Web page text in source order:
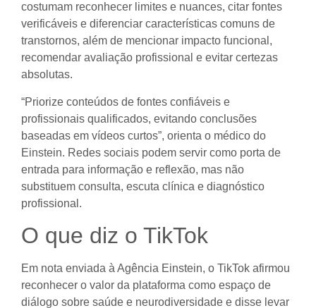
costumam reconhecer limites e nuances, citar fontes
verificáveis e diferenciar características comuns de
transtornos, além de mencionar impacto funcional,
recomendar avaliação profissional e evitar certezas
absolutas.
“Priorize conteúdos de fontes confiáveis e
profissionais qualificados, evitando conclusões
baseadas em vídeos curtos”, orienta o médico do
Einstein. Redes sociais podem servir como porta de
entrada para informação e reflexão, mas não
substituem consulta, escuta clínica e diagnóstico
profissional.
O que diz o TikTok
Em nota enviada à Agência Einstein, o TikTok afirmou
reconhecer o valor da plataforma como espaço de
diálogo sobre saúde e neurodiversidade e disse levar